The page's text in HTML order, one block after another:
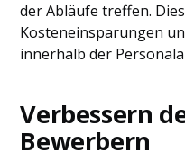
der Abläufe treffen.
Kosteneinsparungen
innerhalb der
Verbessern
Bewerbern